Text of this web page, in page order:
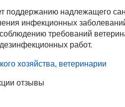
поддержанию надлежащего
инфекционных
требований
работ.
хозяйства, ветеринарии
отзывы